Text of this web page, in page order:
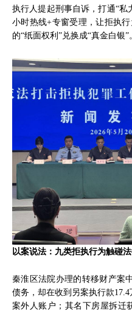
执行人提起刑事自诉，打通“私
小时热线+专窗受理，让拒执
的“纸面权利”兑换成“真金白银”。
以案说法：九类拒执行为触碰
秦淮区法院办理的转移财产案
债务，却在收到另案执行款
案外人账户；其名下房屋拆迁